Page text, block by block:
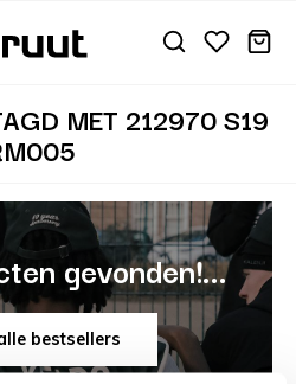
MET 212970 S19
gevonden!...
bestsellers